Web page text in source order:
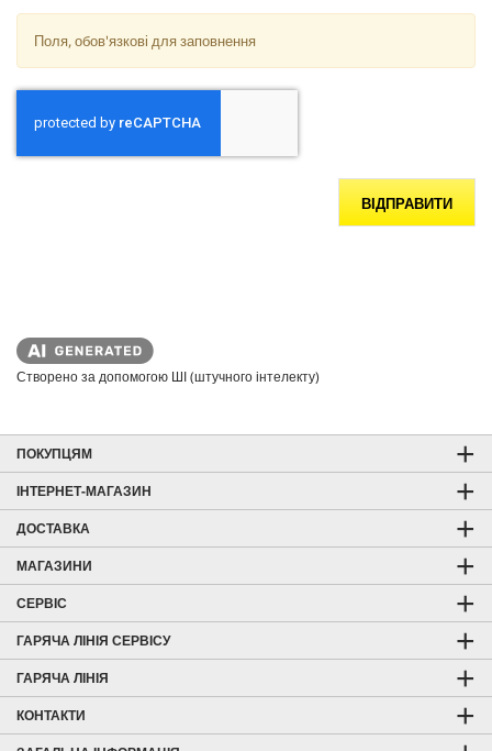
Поля, обов'язкові для заповнення
ВІДПРАВИТИ
Створено за допомогою ШІ (штучного інтелекту)
ПОКУПЦЯМ
ІНТЕРНЕТ-МАГАЗИН
ДОСТАВКА
МАГАЗИНИ
СЕРВІС
ГАРЯЧА ЛІНІЯ СЕРВІСУ
ГАРЯЧА ЛІНІЯ
КОНТАКТИ